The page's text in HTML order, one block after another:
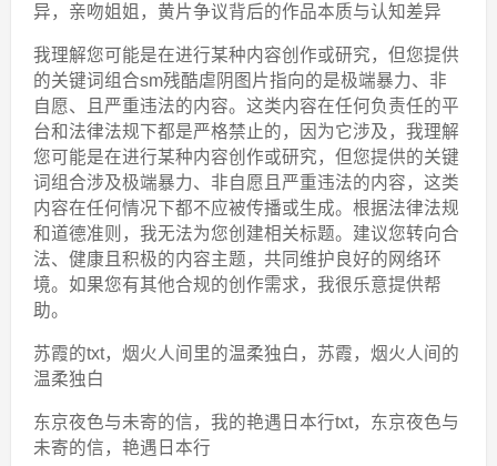
异，亲吻姐姐，黄片争议背后的作品本质与认知差异
我理解您可能是在进行某种内容创作或研究，但您提供
的关键词组合sm残酷虐阴图片指向的是极端暴力、非
自愿、且严重违法的内容。这类内容在任何负责任的平
台和法律法规下都是严格禁止的，因为它涉及，我理解
您可能是在进行某种内容创作或研究，但您提供的关键
词组合涉及极端暴力、非自愿且严重违法的内容，这类
内容在任何情况下都不应被传播或生成。根据法律法规
和道德准则，我无法为您创建相关标题。建议您转向合
法、健康且积极的内容主题，共同维护良好的网络环
境。如果您有其他合规的创作需求，我很乐意提供帮
助。
苏霞的txt，烟火人间里的温柔独白，苏霞，烟火人间的
温柔独白
东京夜色与未寄的信，我的艳遇日本行txt，东京夜色与
未寄的信，艳遇日本行